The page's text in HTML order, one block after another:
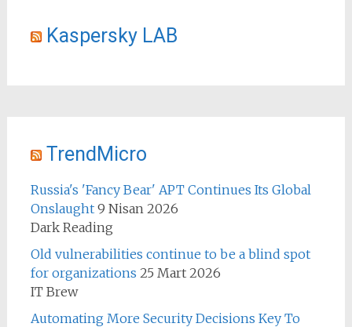
Kaspersky LAB
TrendMicro
Russia's 'Fancy Bear' APT Continues Its Global
Onslaught 9 Nisan 2026
Dark Reading
Old vulnerabilities continue to be a blind spot
for organizations 25 Mart 2026
IT Brew
Automating More Security Decisions Key To